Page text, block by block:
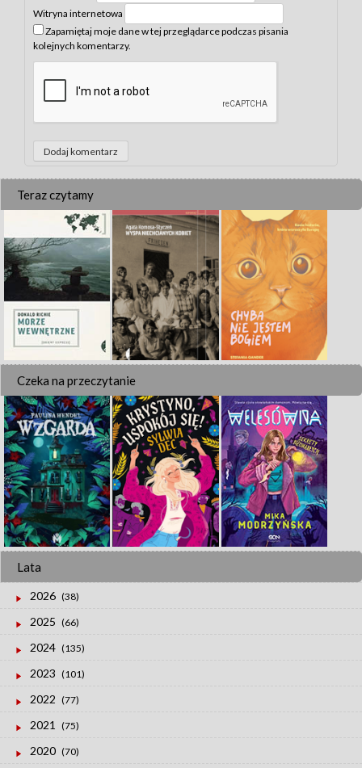
Witryna internetowa
Zapamiętaj moje dane w tej przeglądarce podczas pisania
kolejnych komentarzy.
Teraz czytamy
Czeka na przeczytanie
Lata
2026 (38)
2025 (66)
2024 (135)
2023 (101)
2022 (77)
2021 (75)
2020 (70)